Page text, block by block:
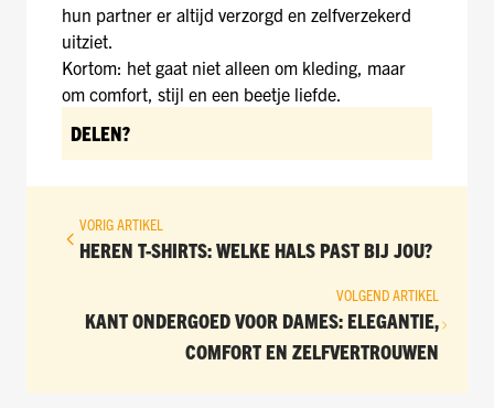
hun partner er altijd verzorgd en zelfverzekerd
uitziet.
Kortom: het gaat niet alleen om kleding, maar
om comfort, stijl en een beetje liefde.
DELEN?
VORIG ARTIKEL
HEREN T-SHIRTS: WELKE HALS PAST BIJ JOU?
VOLGEND ARTIKEL
KANT ONDERGOED VOOR DAMES: ELEGANTIE,
COMFORT EN ZELFVERTROUWEN